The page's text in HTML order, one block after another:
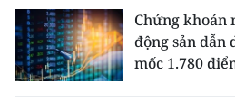
Chứng khoán
động sản dẫn
mốc 1.780